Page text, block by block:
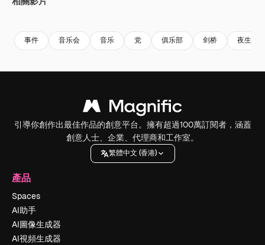
事件 音乐会 音乐 党 俱乐部 剑桥 夜生活
引導你創作出最佳作品的創意平台。擁有超過100萬訂閱者，涵蓋
創意人士、企業、代理商和工作室。
繁體中文 (香港)
產品
Spaces
AI助手
AI圖像生成器
AI視頻生成器